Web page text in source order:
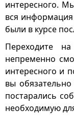
интересного.
вся информация
были в курсе
Переходите
непременно
интересного и
вы
постарались
необходимую